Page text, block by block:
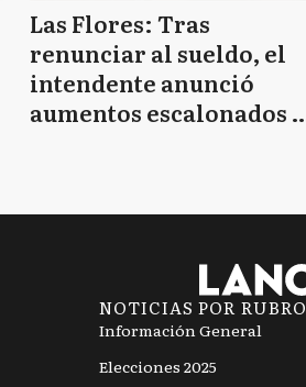
Las Flores: Tras
renunciar al sueldo, el
intendente anunció
aumentos escalonados y
NOTICIAS POR RUBRO
Información General
Elecciones 2025